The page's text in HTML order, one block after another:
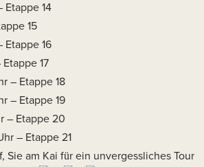
Etappe 14
15
Etappe 16
17
– Etappe 18
– Etappe 19
– Etappe 20
– Etappe 21
Sie am Kai für ein unvergessliches Tour